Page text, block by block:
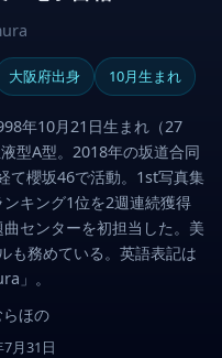
大阪府出身 10月生まれ
年10月21日生まれ（27
型A型。2018年の坂道合同
て櫻坂46で活動。1st写真集
ンキング1位を2週連続獲得
センターを初担当した。美
も務めている。英語表記は
」。
ほの
月31日